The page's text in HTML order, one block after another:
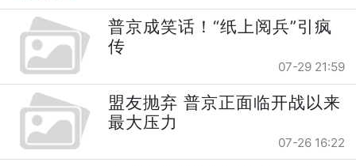
普京成笑话！“纸上阅兵”引疯
传
07-29 21:59
盟友抛弃 普京正面临开战以来
最大压力
07-26 16:22